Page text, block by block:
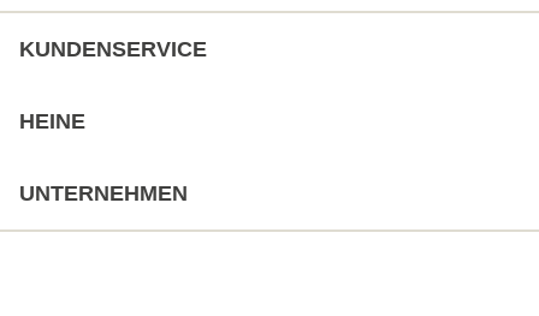
KUNDENSERVICE
HEINE
UNTERNEHMEN